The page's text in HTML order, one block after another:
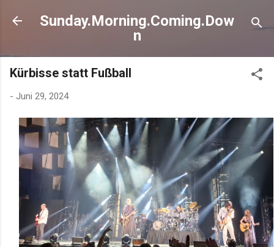
Direkt zum Hauptbereich
Sunday.Morning.Coming.Dow
n
Kürbisse statt Fußball
- Juni 29, 2024